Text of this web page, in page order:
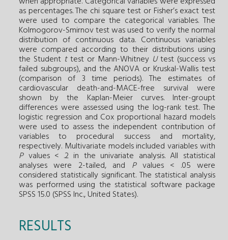
as percentages. The chi square test or Fisher’s exact test
were used to compare the categorical variables. The
Kolmogorov-Smirnov test was used to verify the normal
distribution of continuous data. Continuous variables
were compared according to their distributions using
the Student ttest or Mann-Whitney Utest (success vs
failed subgroups), and the ANOVA or Kruskal-Wallis test
(comparison of 3 time periods). The estimates of
cardiovascular death-and-MACE-free survival were
shown by the Kaplan-Meier curves. Inter-groupt
differences were assessed using the log-rank test. The
logistic regression and Cox proportional hazard models
were used to assess the independent contribution of
variables to procedural success and mortality,
respectively. Multivariate models included variables with
Pvalues < .2 in the univariate analysis. All statistical
analyses were 2-tailed, and Pvalues < .05 were
considered statistically significant. The statistical analysis
was performed using the statistical software package
SPSS 15.0 (SPSS Inc., United States).
RESULTS